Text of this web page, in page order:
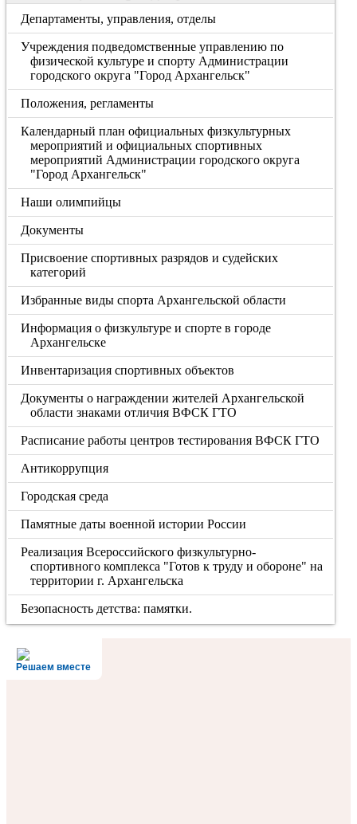
Департаменты, управления, отделы
Учреждения подведомственные управлению по
физической культуре и спорту Администрации
городского округа "Город Архангельск"
Положения, регламенты
Календарный план официальных физкультурных
мероприятий и официальных спортивных
мероприятий Администрации городского округа
"Город Архангельск"
Наши олимпийцы
Документы
Присвоение спортивных разрядов и судейских
категорий
Избранные виды спорта Архангельской области
Информация о физкультуре и спорте в городе
Архангельске
Инвентаризация спортивных объектов
Документы о награждении жителей Архангельской
области знаками отличия ВФСК ГТО
Расписание работы центров тестирования ВФСК ГТО
Антикоррупция
Городская среда
Памятные даты военной истории России
Реализация Всероссийского физкультурно-
спортивного комплекса "Готов к труду и обороне" на
территории г. Архангельска
Безопасность детства: памятки.
Решаем вместе